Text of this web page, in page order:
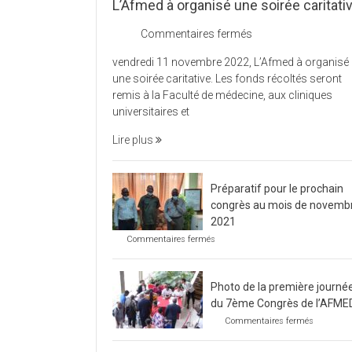
L’Afmed à organisé une soirée
Commentaires fermés
à
organisé
une
vendredi 11 novembre 2022, L’Afmed à organisé
une soirée caritative. Les fonds récoltés seront
remis à la Faculté de médecine, aux cliniques
universitaires et
Lire plus
Préparatif pour le prochain
congrès au mois de
2021
Commentaires fermés
prochain
congrès
mois
de
Photo de la première
du 7ème Congrès de
Commentaires fermés